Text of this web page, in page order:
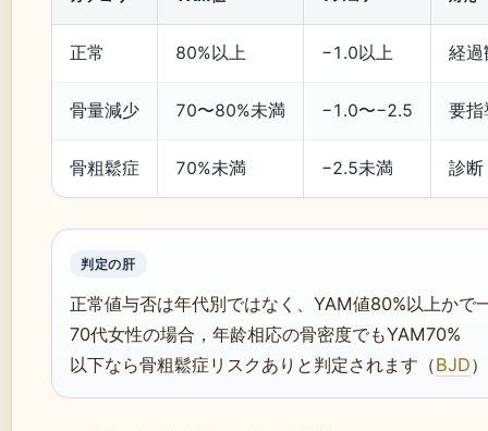
正常 80%以上 −1.0以上 経過
骨量減少 70〜80%未満 −1.0〜−2.5 要指
骨粗鬆症 70%未満 −2.5未満 診断
判定の肝
正常値与否は年代別ではなく、YAM値80%以上かで
70代女性の場合，年龄相応の骨密度でもYAM70%
以下なら骨粗鬆症リスクありと判定されます（BJD